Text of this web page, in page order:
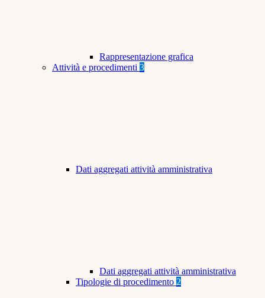
Rappresentazione grafica
Attività e procedimenti 3
Dati aggregati attività amministrativa
Dati aggregati attività amministrativa
Tipologie di procedimento 2